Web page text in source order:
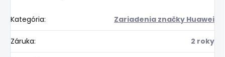
Kategória: Zariadenia značky Huawei
Záruka: 2 roky